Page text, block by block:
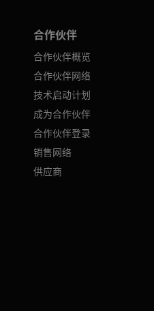
合作伙伴
合作伙伴概览
合作伙伴网络
技术启动计划
成为合作伙伴
合作伙伴登录
销售网络
供应商